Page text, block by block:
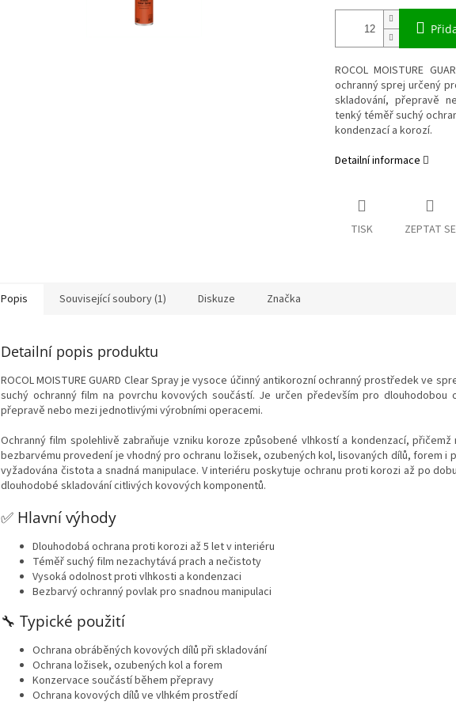
ROCOL MOISTURE
ochranný sprej určený
skladování, přepravě
tenký téměř suchý
kondenzací a korozí.
Detailní informace
TISK ZEPTAT SE
Popis Související soubory (1) Diskuze Značka
Detailní popis produktu
ROCOL MOISTURE GUARD Clear Spray je vysoce účinný antikorozní ochranný prostředek ve
suchý ochranný film na povrchu kovových součástí. Je určen především pro dlouhodobou
přepravě nebo mezi jednotlivými výrobními operacemi.
Ochranný film spolehlivě zabraňuje vzniku koroze způsobené vlhkostí a kondenzací,
bezbarvému provedení je vhodný pro ochranu ložisek, ozubených kol, lisovaných dílů, forem i
vyžadována čistota a snadná manipulace. V interiéru poskytuje ochranu proti korozi až po
dlouhodobé skladování citlivých kovových komponentů.
✅ Hlavní výhody
Dlouhodobá ochrana proti korozi až 5 let v interiéru
Téměř suchý film nezachytává prach a nečistoty
Vysoká odolnost proti vlhkosti a kondenzaci
Bezbarvý ochranný povlak pro snadnou manipulaci
🔧 Typické použití
Ochrana obráběných kovových dílů při skladování
Ochrana ložisek, ozubených kol a forem
Konzervace součástí během přepravy
Ochrana kovových dílů ve vlhkém prostředí